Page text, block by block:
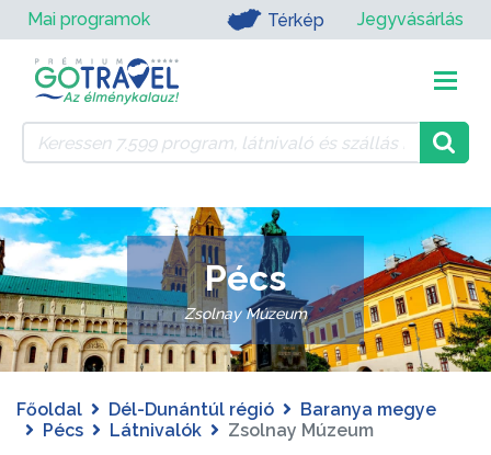
Mai programok Térkép Jegyvásárlás
Pécs
Zsolnay Múzeum
Főoldal Dél-Dunántúl régió
Baranya megye
Pécs
Látnivalók Zsolnay Múzeum